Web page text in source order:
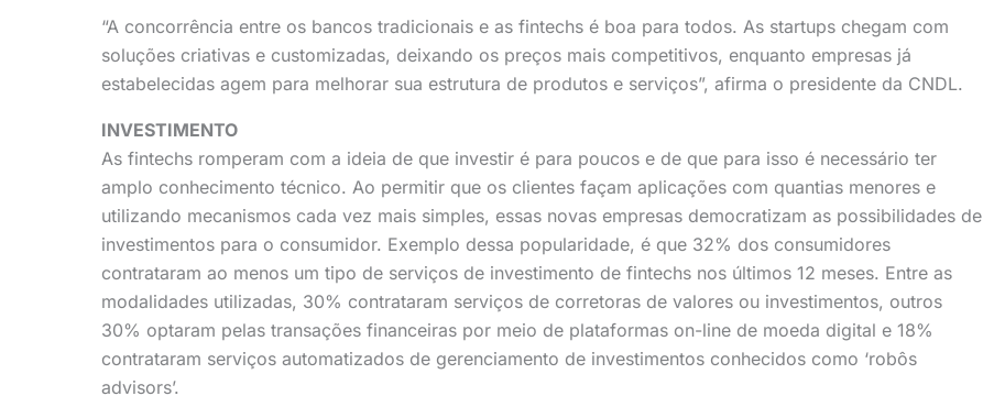
“A concorrência entre os bancos tradicionais e as fintechs é boa para todos. As startups chegam com
soluções criativas e customizadas, deixando os preços mais competitivos, enquanto empresas já
estabelecidas agem para melhorar sua estrutura de produtos e serviços”, afirma o presidente da CNDL.
INVESTIMENTO
As fintechs romperam com a ideia de que investir é para poucos e de que para isso é necessário ter
amplo conhecimento técnico. Ao permitir que os clientes façam aplicações com quantias menores e
utilizando mecanismos cada vez mais simples, essas novas empresas democratizam as possibilidades de
investimentos para o consumidor. Exemplo dessa popularidade, é que 32% dos consumidores
contrataram ao menos um tipo de serviços de investimento de fintechs nos últimos 12 meses. Entre as
modalidades utilizadas, 30% contrataram serviços de corretoras de valores ou investimentos, outros
30% optaram pelas transações financeiras por meio de plataformas on-line de moeda digital e 18%
contrataram serviços automatizados de gerenciamento de investimentos conhecidos como ‘robôs
advisors’.